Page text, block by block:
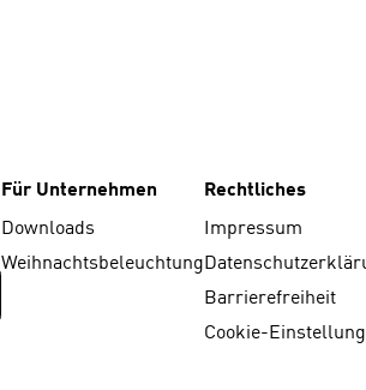
Für Unternehmen
Downloads
Weihnachtsbeleuchtung
Rechtliches
Impressum
Barrierefreiheit
Cookie-